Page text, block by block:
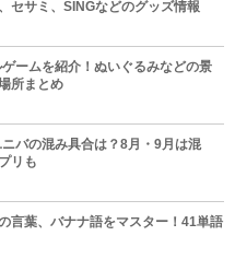
セサミ、SINGなどのグッズ情報
ームを紹介！ぬいぐるみなどの景
所まとめ
バの混み具合は？8月・9月は混
リも
言葉、バナナ語をマスター！41単語